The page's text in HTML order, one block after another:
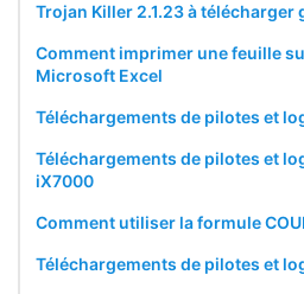
Trojan Killer 2.1.23 à télécharger
Comment imprimer une feuille
Microsoft Excel
Téléchargements de pilotes et
Téléchargements de pilotes et
iX7000
Comment utiliser la formule
Téléchargements de pilotes et